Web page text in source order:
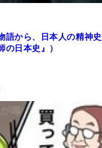
語から、日本人の精神史
の日本史』）